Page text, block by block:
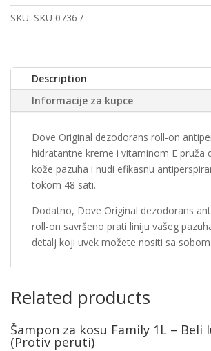
SKU: SKU 0736
Description
Informacije za kupce
Dove Original dezodorans roll-on
hidratantne kreme i vitaminom E pruža
kože pazuha i nudi efikasnu
tokom 48 sati.
Dodatno, Dove Original dezodorans
roll-on savršeno prati liniju vašeg
detalj koji uvek možete nositi sa sobom.
Related products
Šampon za kosu Family 1L – Beli
(Protiv peruti)